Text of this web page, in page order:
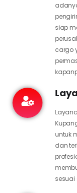
siap
cargo
untuk
dan